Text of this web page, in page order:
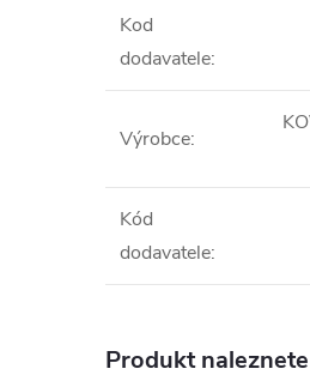
Kod
dodavatele:
Výrobce:
Kód
dodavatele:
Produkt